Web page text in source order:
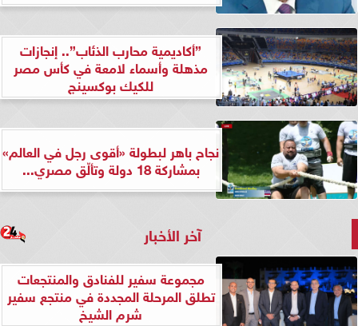
”أكاديمية محارب الذئاب”.. إنجازات
مذهلة وأسماء لامعة في كأس مصر
للكيك بوكسينج
نجاح باهر لبطولة «أقوى رجل في العالم»
بمشاركة 18 دولة وتألّق مصري...
آخر الأخبار
مجموعة سفير للفنادق والمنتجعات
تطلق المرحلة المجددة في منتجع سفير
شرم الشيخ